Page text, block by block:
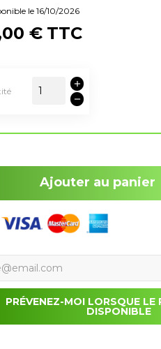
le 16/10/2026
€ TTC
Ajouter au panier
PRÉVENEZ-MOI LORSQUE LE
DISPONIBLE